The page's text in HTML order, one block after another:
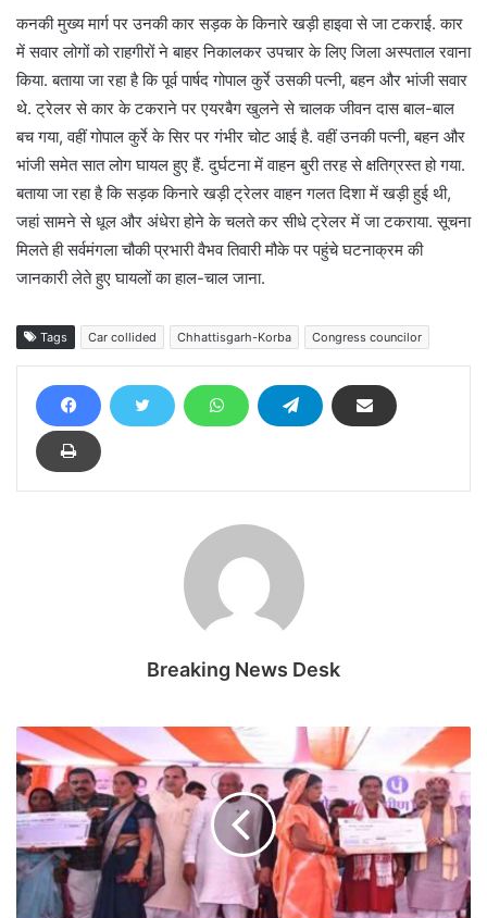
कनकी मुख्य मार्ग पर उनकी कार सड़क के किनारे खड़ी हाइवा से जा टकराई. कार
में सवार लोगों को राहगीरों ने बाहर निकालकर उपचार के लिए जिला अस्पताल रवाना
किया. बताया जा रहा है कि पूर्व पार्षद गोपाल कुर्रे उसकी पत्नी, बहन और भांजी सवार
थे. ट्रेलर से कार के टकराने पर एयरबैग खुलने से चालक जीवन दास बाल-बाल
बच गया, वहीं गोपाल कुर्रे के सिर पर गंभीर चोट आई है. वहीं उनकी पत्नी, बहन और
भांजी समेत सात लोग घायल हुए हैं. दुर्घटना में वाहन बुरी तरह से क्षतिग्रस्त हो गया.
बताया जा रहा है कि सड़क किनारे खड़ी ट्रेलर वाहन गलत दिशा में खड़ी हुई थी,
जहां सामने से धूल और अंधेरा होने के चलते कर सीधे ट्रेलर में जा टकराया. सूचना
मिलते ही सर्वमंगला चौकी प्रभारी वैभव तिवारी मौके पर पहुंचे घटनाक्रम की
जानकारी लेते हुए घायलों का हाल-चाल जाना.
Tags Car collided Chhattisgarh-Korba Congress councilor
Breaking News Desk